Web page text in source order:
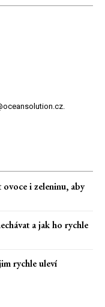
i zeleninu, aby
a jak ho rychle
rychle uleví